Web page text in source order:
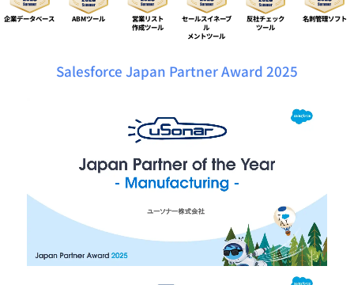
企業データベース ABMツール
営業リスト
作成ツール
セールスイネーブ
ル
メントツール
反社チェック
ツール
名刺管理ソフト
Salesforce Japan Partner Award 2025